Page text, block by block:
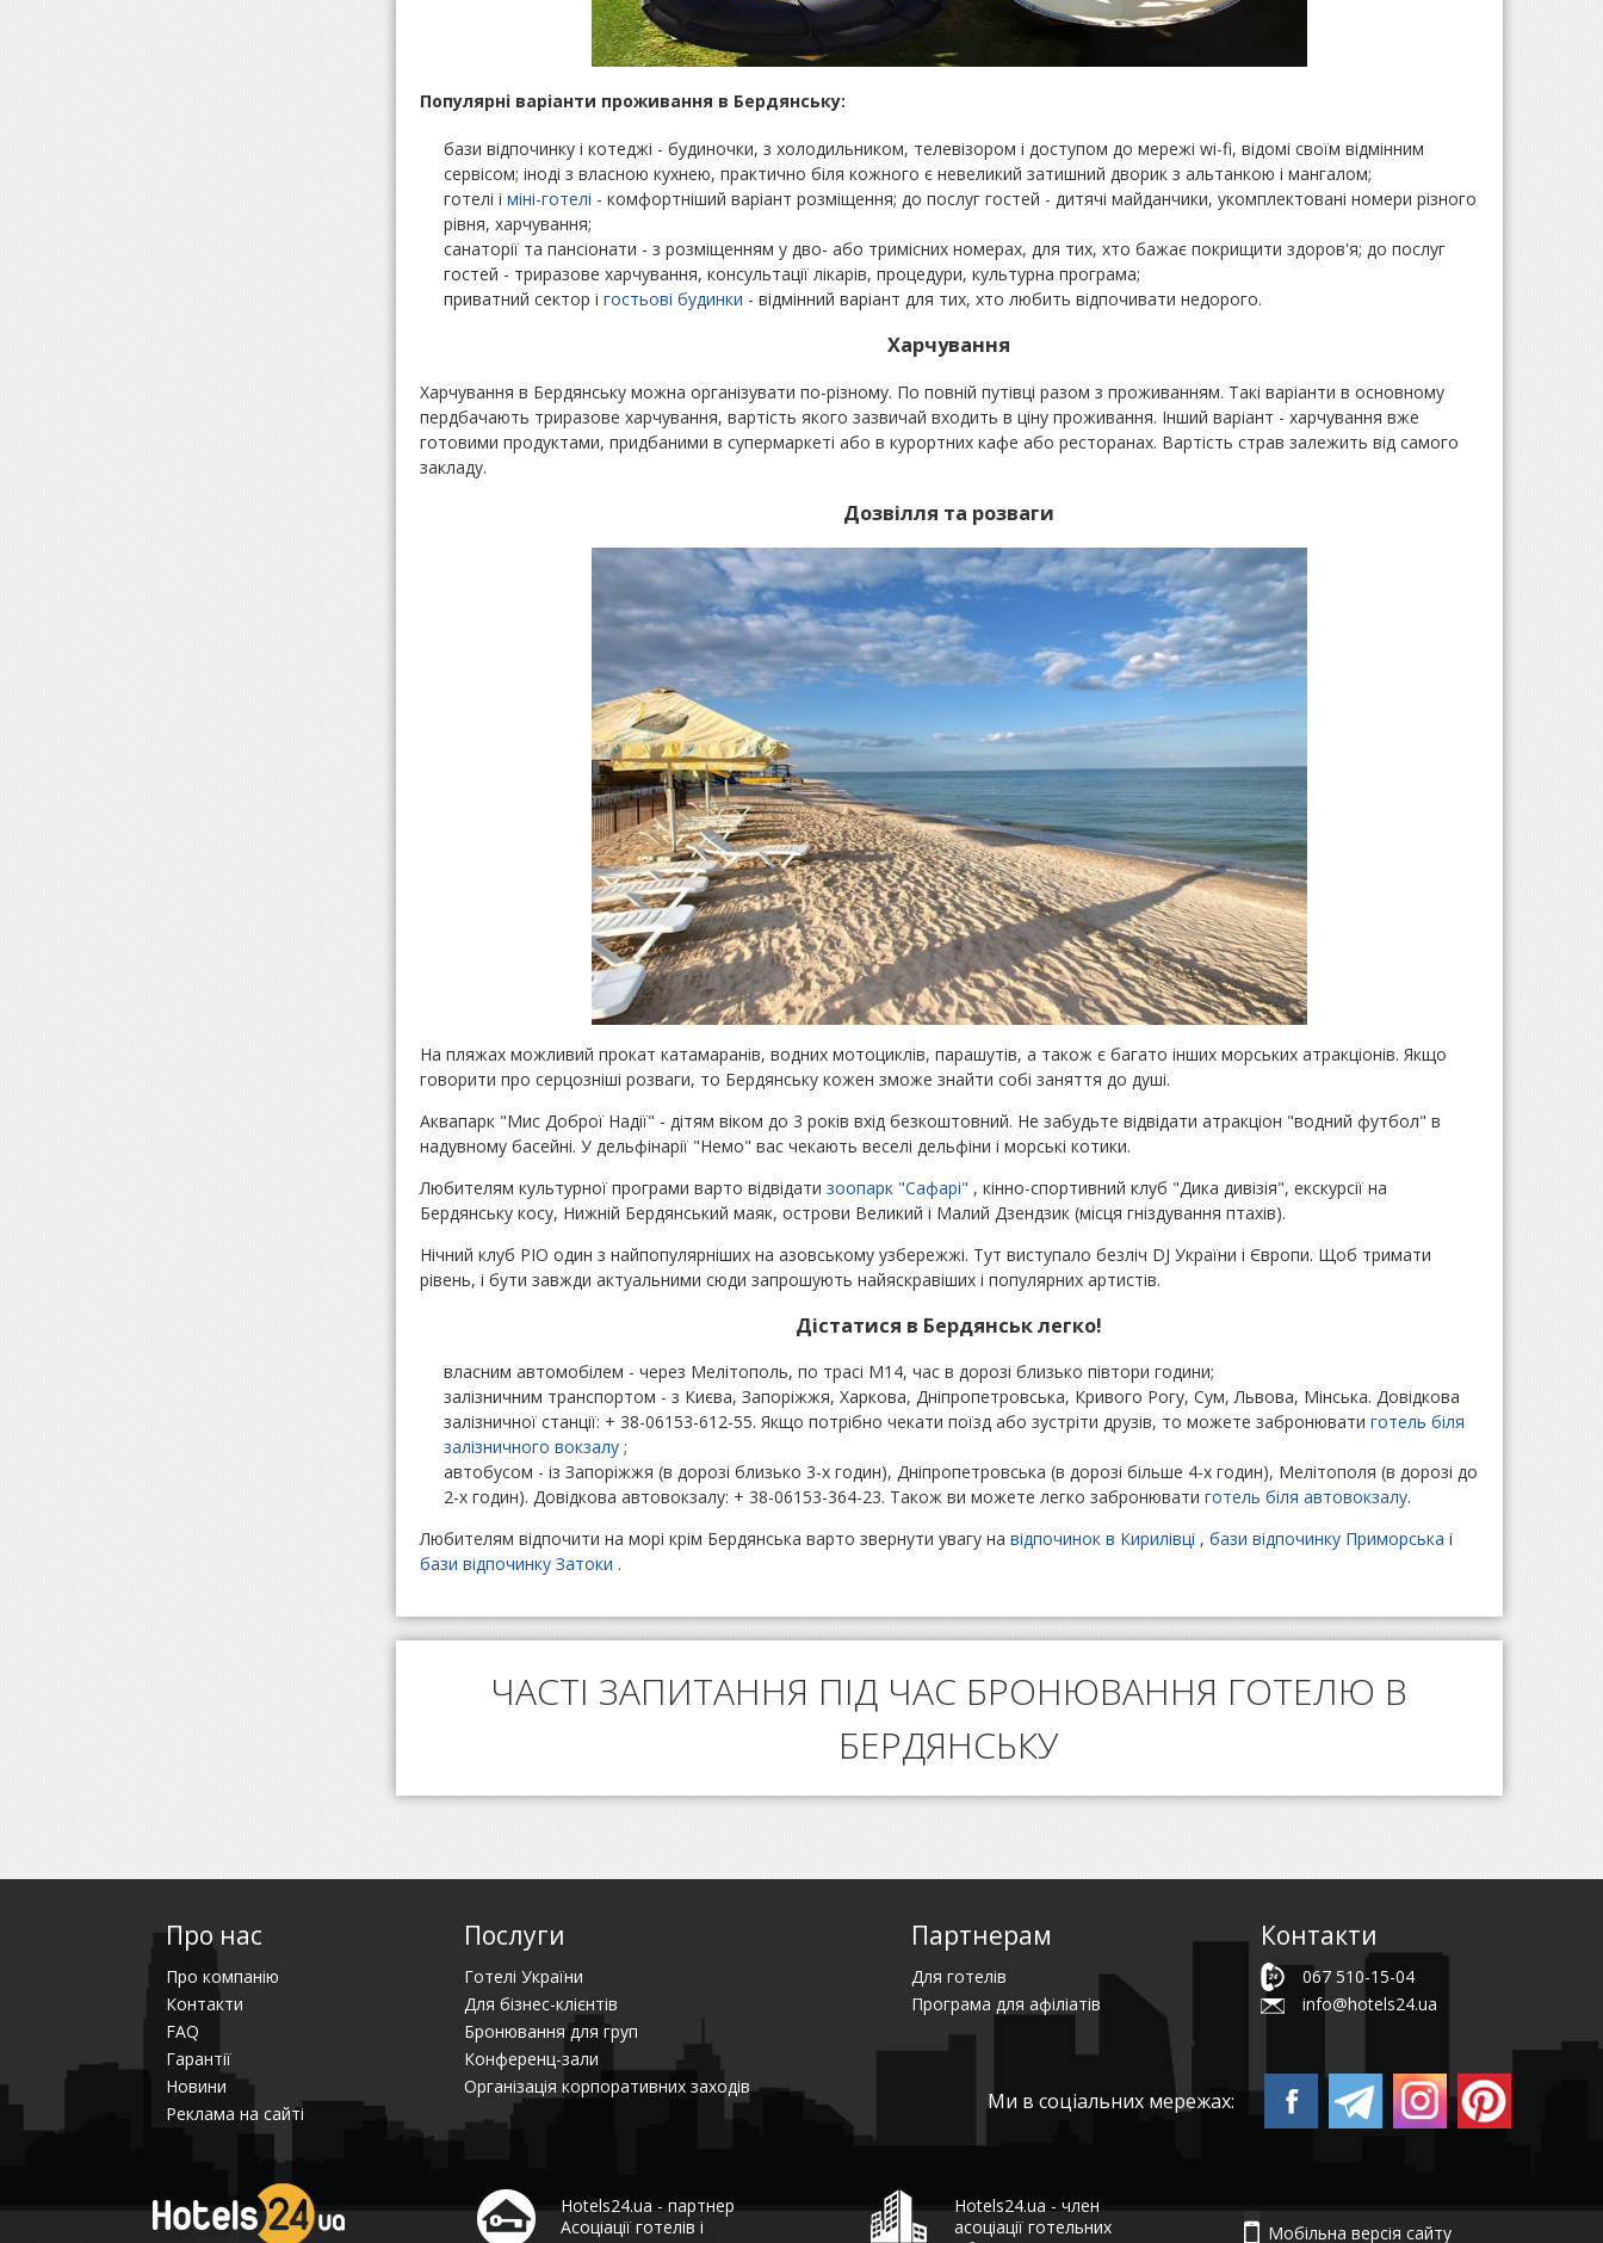
Популярні варіанти проживання в Бердянську:
бази відпочинку і котеджі - будиночки, з холодильником, телевізором і доступом до мережі wi-fi, відомі своїм відмінним
сервісом; іноді з власною кухнею, практично біля кожного є невеликий затишний дворик з альтанкою і мангалом;
готелі і міні-готелі - комфортніший варіант розміщення; до послуг гостей - дитячі майданчики, укомплектовані номери різного
рівня, харчування;
санаторії та пансіонати - з розміщенням у дво- або тримісних номерах, для тих, хто бажає покрищити здоров'я; до послуг
гостей - триразове харчування, консультації лікарів, процедури, культурна програма;
приватний сектор і гостьові будинки - відмінний варіант для тих, хто любить відпочивати недорого.
Харчування
Харчування в Бердянську можна організувати по-різному. По повній путівці разом з проживанням. Такі варіанти в основному
пердбачають триразове харчування, вартість якого зазвичай входить в ціну проживання. Інший варіант - харчування вже
готовими продуктами, придбаними в супермаркеті або в курортних кафе або ресторанах. Вартість страв залежить від самого
закладу.
Дозвілля та розваги
На пляжах можливий прокат катамаранів, водних мотоциклів, парашутів, а також є багато інших морських атракціонів. Якщо
говорити про серцозніші розваги, то Бердянську кожен зможе знайти собі заняття до душі.
Аквапарк "Мис Доброї Надії" - дітям віком до 3 років вхід безкоштовний. Не забудьте відвідати атракціон "водний футбол" в
надувному басейні. У дельфінарії "Немо" вас чекають веселі дельфіни і морські котики.
Любителям культурної програми варто відвідати зоопарк "Сафарі" , кінно-спортивний клуб "Дика дивізія", екскурсії на
Бердянську косу, Нижній Бердянський маяк, острови Великий і Малий Дзендзик (місця гніздування птахів).
Нічний клуб РІО один з найпопулярніших на азовському узбережжі. Тут виступало безліч DJ України і Європи. Щоб тримати
рівень, і бути завжди актуальними сюди запрошують найяскравіших і популярних артистів.
Дістатися в Бердянськ легко!
власним автомобілем - через Мелітополь, по трасі М14, час в дорозі близько півтори години;
залізничним транспортом - з Києва, Запоріжжя, Харкова, Дніпропетровська, Кривого Рогу, Сум, Львова, Мінська. Довідкова
залізничної станції: + 38-06153-612-55. Якщо потрібно чекати поїзд або зустріти друзів, то можете забронювати готель біля
залізничного вокзалу;
автобусом - із Запоріжжя (в дорозі близько 3-х годин), Дніпропетровська (в дорозі більше 4-х годин), Мелітополя (в дорозі до
2-х годин). Довідкова автовокзалу: + 38-06153-364-23. Також ви можете легко забронювати готель біля автовокзалу.
Любителям відпочити на морі крім Бердянська варто звернути увагу на відпочинок в Кирилівці , бази відпочинку Приморська і
бази відпочинку Затоки .
ЧАСТІ ЗАПИТАННЯ ПІД ЧАС БРОНЮВАННЯ ГОТЕЛЮ В
БЕРДЯНСЬКУ
Про нас
Про компанію
Контакти
FAQ
Гарантії
Новини
Реклама на сайті
Послуги
Готелі України
Для бізнес-клієнтів
Бронювання для груп
Конференц-зали
Організація корпоративних заходів
Партнерам
Для готелів
Програма для афіліатів
Контакти
067 510-15-04
info@hotels24.ua
Ми в соціальних мережах:
Hotels24.ua - партнер
Асоціації готелів і
Hotels24.ua - член
асоціації готельних
Мобільна версія сайту